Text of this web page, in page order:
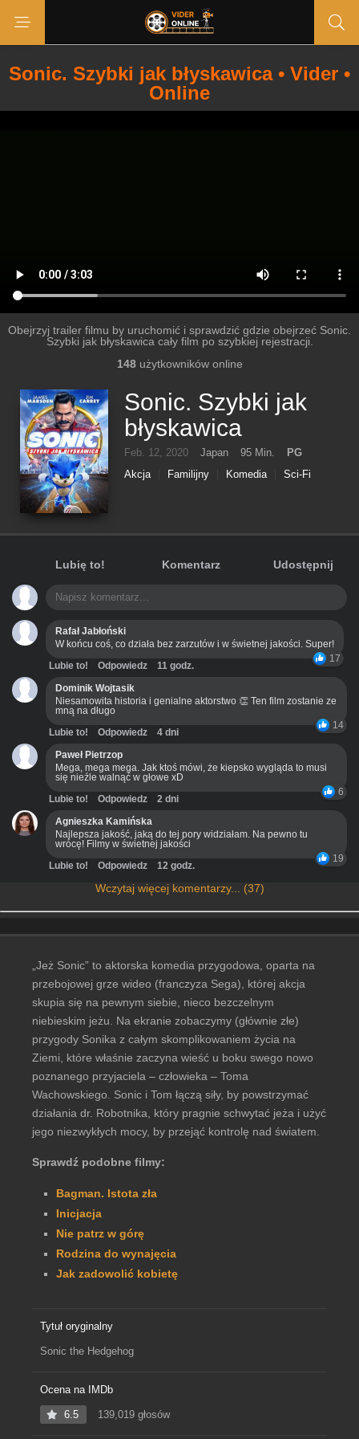
Sonic. Szybki jak błyskawica • Vider •
Online
Obejrzyj trailer filmu by uruchomić i sprawdzić gdzie obejrzeć Sonic.
Szybki jak błyskawica cały film po szybkiej rejestracji.
148użytkowników online
Sonic. Szybki jak
błyskawica
Feb. 12, 2020 Japan 95 Min.
PG
Akcja
Familijny Komedia Sci-Fi
Lubię to! Komentarz Udostępnij
Rafał Jabłoński
W końcu coś, co działa bez zarzutów i w świetnej jakości. Super!
17
Lubie to! Odpowiedz
11 godz.
Dominik Wojtasik
Niesamowita historia i genialne aktorstwo 👏 Ten film zostanie ze
mną na długo
14
Lubie to! Odpowiedz
4 dni
Paweł Pietrzop
Mega, mega mega. Jak ktoś mówi, że kiepsko wygląda to musi
się nieźle walnąć w głowe xD
6
Lubie to! Odpowiedz
2 dni
Agnieszka Kamińska
Najlepsza jakość, jaką do tej pory widziałam. Na pewno tu
wrócę! Filmy w świetnej jakości
19
Lubie to! Odpowiedz 12 godz.
Wczytaj więcej komentarzy... (37)
„Jeż Sonic” to aktorska komedia przygodowa, oparta na
przebojowej grze wideo (franczyza Sega), której akcja
skupia się na pewnym siebie, nieco bezczelnym
niebieskim jeżu. Na ekranie zobaczymy (głównie złe)
przygody Sonika z całym skomplikowaniem życia na
Ziemi, które właśnie zaczyna wieść u boku swego nowo
poznanego przyjaciela – człowieka – Toma
Wachowskiego. Sonic i Tom łączą siły, by powstrzymać
działania dr. Robotnika, który pragnie schwytać jeża i użyć
jego niezwykłych mocy, by przejąć kontrolę nad światem.
Sprawdź podobne filmy:
Bagman. Istota zła
Inicjacja
Nie patrz w górę
Rodzina do wynajęcia
Jak zadowolić kobietę
Tytuł oryginalny
Sonic the Hedgehog
Ocena na IMDb
6.5 139,019 głosów